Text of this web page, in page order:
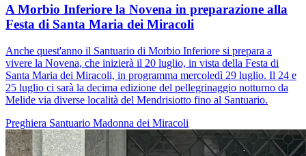
A Morbio Inferiore la Novena in preparazione alla
Festa di Santa Maria dei Miracoli
Anche quest'anno il Santuario di Morbio Inferiore si prepara a
vivere la Novena, che inizierà il 20 luglio, in vista della Festa di
Santa Maria dei Miracoli, in programma mercoledì 29 luglio. Il 24 e
25 luglio ci sarà la decima edizione del pellegrinaggio notturno da
Melide via diverse località del Mendrisiotto fino al Santuario.
Preghiera Santuario Madonna dei Miracoli